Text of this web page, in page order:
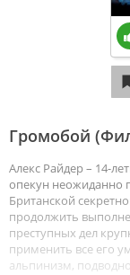
Громобой
Алекс Райдер – 14-
опекун неожиданно
Британской
продолжить
преступных дел
применить все его
альпинизм,